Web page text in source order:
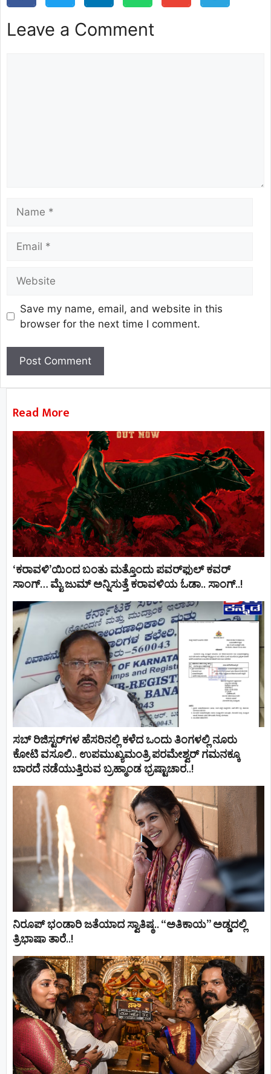
Leave a Comment
Save my name, email, and website in this
browser for the next time I comment.
Read More
‘ಕರಾವಳಿ’ಯಿಂದ ಬಂತು ಮತ್ತೊಂದು ಪವರ್‌ಫುಲ್ ಕವರ್
ಸಾಂಗ್… ಮೈ ಜುಮ್ ಅನ್ನಿಸುತ್ತೆ ಕರಾವಳಿಯ ಓಡಾ.. ಸಾಂಗ್‌..!
ಸಬ್ ರಿಜಿಸ್ಟರ್​ಗಳ ಹೆಸರಿನಲ್ಲಿ ಕಳೆದ ಒಂದು ತಿಂಗಳಲ್ಲಿ ನೂರು
ಕೋಟಿ ವಸೂಲಿ.. ಉಪಮುಖ್ಯಮಂತ್ರಿ ಪರಮೇಶ್ವರ್​ ಗಮನಕ್ಕೂ
ಬಾರದೆ ನಡೆಯುತ್ತಿರುವ ಬ್ರಹ್ಮಾಂಡ ಭ್ರಷ್ಟಾಚಾರ..!
ನಿರೂಪ್ ಭಂಡಾರಿ ಜತೆಯಾದ ಸ್ವಾತಿಷ್ಠ.. “ಅತಿಕಾಯ” ಅಡ್ಡದಲ್ಲಿ
ತ್ರಿಭಾಷಾ ತಾರೆ..!